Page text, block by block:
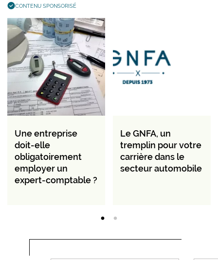
CONTENU SPONSORISÉ
Une entreprise
doit-elle
obligatoirement
employer un
expert-comptable ?
Le GNFA, un
tremplin pour votre
carrière dans le
secteur automobile